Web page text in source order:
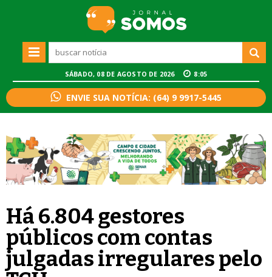
SÁBADO, 08 DE AGOSTO DE 2026 8:05
ENVIE SUA NOTÍCIA: (64) 9 9917-5445
Há 6.804 gestores
públicos com contas
julgadas irregulares pelo